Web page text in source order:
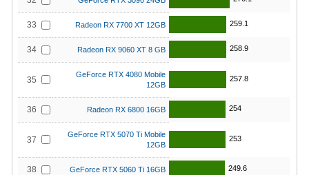
33 Radeon RX 7700 XT 12GB 259.1
34 Radeon RX 9060 XT 8 GB 258.9
35
GeForce RTX 4080 Mobile
12GB
257.8
36 Radeon RX 6800 16GB 254
37
GeForce RTX 5070 Ti Mobile
12GB
253
38 GeForce RTX 5060 Ti 16GB 249.6